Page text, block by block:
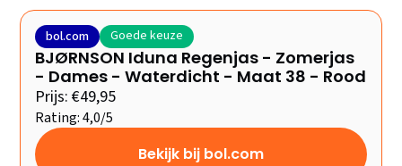
bol.com Goede keuze
BJØRNSON Iduna Regenjas - Zomerjas
- Dames - Waterdicht - Maat 38 - Rood
Prijs: €49,95
Rating: 4,0/5
Bekijk bij bol.com